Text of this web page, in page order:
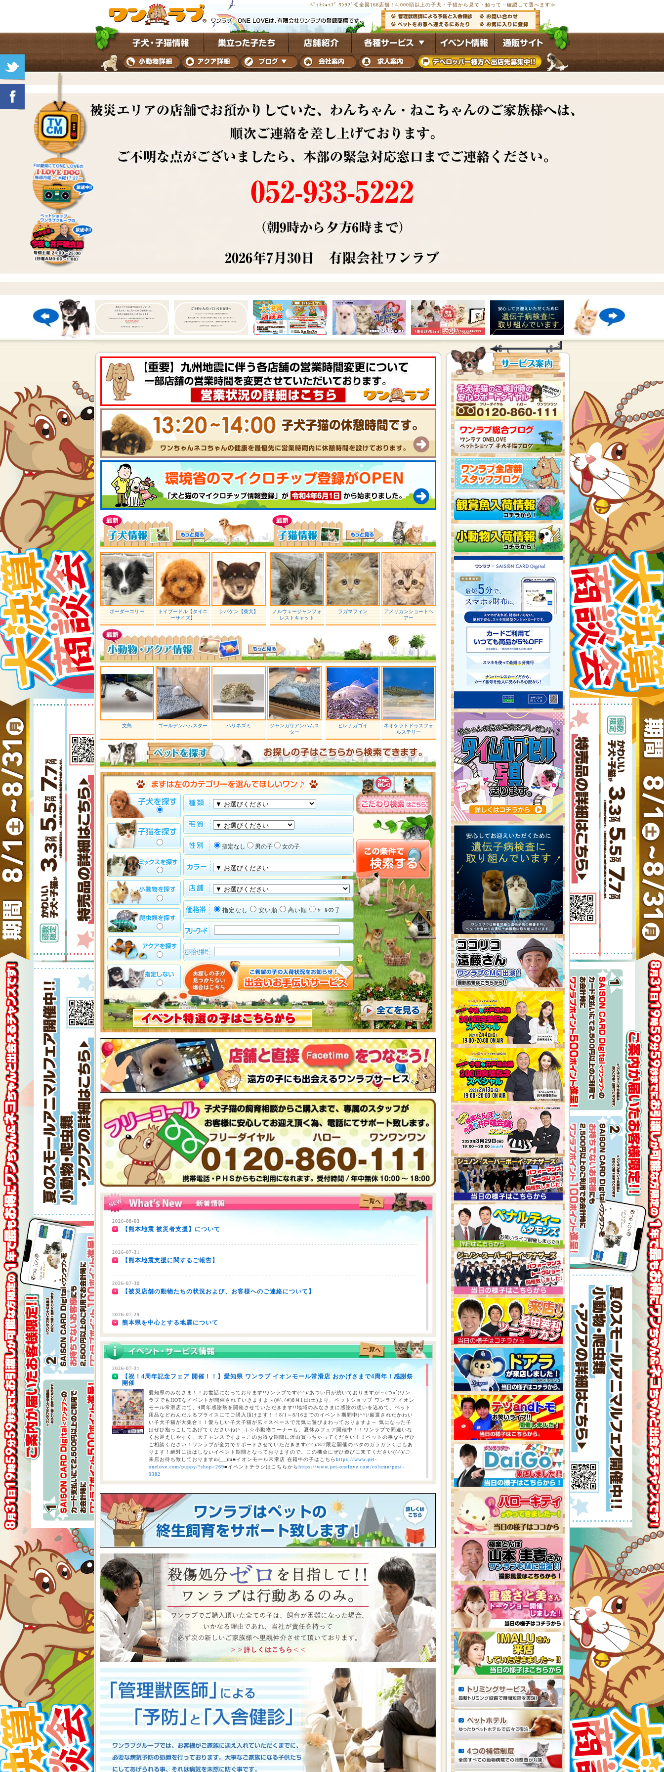
ﾍﾟｯﾄｼｮｯﾌﾟ ﾜﾝﾗﾌﾞ≪全国166店舗！4,000頭以上の子犬・子猫から見て・触って・確認して選べます≫
ボーダーコリー
トイプードル【タイニ
ーサイズ】
シバケン【柴犬】
ノルウェージャンフォ
レストキャット
ラガマフィン
アメリカンショートヘ
アー
文鳥 ゴールデンハムスター ハリネズミ
ジャンガリアンハムス
ター
ヒレナガゴイ
ネオケラトドゥスフォ
ルステリー
指定なし 男の子 女の子
指定なし 安い順 高い順 ｾｰﾙの子
2026-08-03
【熊本地震 被災者支援】について
2026-07-31
【熊本地震支援に関するご報告】
2026-07-30
【被災店舗の動物たちの状況および、お客様へのご連絡について】
2026-07-29
熊本県を中心とする地震について
2026-07-28
【重要】熊本地震に伴う臨時休業のお知らせ（合志店・光の森店・西熊本店・はません店・宇土店）
2026-07-24
【大決算2026開催！！】香川県 ワンラブ イオンタウン宇多津店＆ゆめタウン三豊店 一年で一番お得な
大決算フェア開催中！！7/25～8/9まで｜ワンラブグループ
2026-07-31
【祝！4周年記念フェア 開催！！】愛知県 ワンラブ イオンモール常滑店 おかげさまで4周年！感謝祭
開催
愛知県のみなさま！！お世話になっております!ワンラブです(^^)/あつい日が続いておりますが～(つд`)ワン
ラブでもHOTなイベントが開催されていきますよ～(#^.^#)8月1日(土)より、ペットショップ ワンラブ イオン
モール常滑店にて、4周年感謝祭を開催させていただきます!!地域のみなさまに感謝の想いを込めて、ペット
用品などわんだふるプライスにてご購入頂けます！！8/1～8/16までのイベント期間中(^^)/厳選されたかわい
い子犬子猫が大集合！！愛らしい子犬子猫が広々スペースで元気に遊びまわっておりますよ～ 気になった子
はぜひ抱っこしてあげてくださいね(^_-)-☆小動物コーナーも、夏休みフェア開催中！！ワンラブで間違いな
くお迎えしやすく、大チャンスですよ～このお得な期間に沢山買っちゃってください！！ペットの事ならぜひ
ご相談ください！ワンラブが全力でサポートさせていただきます(^^)/8/2限定開催のベタのガラガラくじもあ
ります！絶対に損はしないイベント期間となっておりますので、この機会にぜひ遊びに来てください(^^)/ご
来店お待ち致しておりますm(__)m■イオンモール常滑店 在籍中の子はこちらhttps://www.pet-
onelove.com/puppy/?shop=269■イベントチラシはこちらからhttps://www.pet-onelove.com/column/post-
9382
2026-07-31
【2026年 大決算商談会 第2弾開催！！】ワンラブ総決算 22周年祭｜大決算商談会開幕！！ 8/31お引渡
しまで
ペットショップ ワンラブ 本気の大決算商談会！！ ワンラブ看板店舗にて、ポイントプレゼントキャンペー
ンがスタート！！ 2026年8月1日にLINE配信されておりますクーポンを2,500円以上のお会計時にご利用頂
くと、ワンラブポイントをプレゼント！！まだ会員アプリをご利用中でない方は、店頭で会員アプリを取得頂
くとクーポンが配信されますので、最寄店舗にてぜひご確認ください！！※ワンラブ看板店舗が対象※ 小動
くださいね イベント内容はこちら
https://www.pet-onelove.com/column/post-9344/
2026-07-24
【大決算2026開催！！】香川県 ワンラブ イオンタウン宇多津店＆ゆめタウン三豊店 一年で一番お得な
大決算フェア開催中！！7/25～8/9まで｜ワンラブグループ
香川県のみなさま、お世話になっております！！7月25日(土)より、ペットショップ ワンラブ イオンタウン宇
多津店、ゆめタウン三豊店合同にて、大決算フェアを開催させていただきます！！7/25～8/9までのイベント
期間中(^^)/厳選されたかわいい子犬子猫が大集合！！今年もぜひ遊びに来てください(^^)/ペット用品も専門
店として、品揃え豊富に取り揃えで、わんだふるプライスとなっております♪愛らしい子犬子猫が広々スペー
スで元気に遊びまわっておりますよ～ 気になった子はぜひ抱っこしてあげてくださいね(^_-)-☆一年で一番！
お迎えのチャンスですよ～このお得な期間に沢山買っちゃってください！！ペットの事ならぜひご相談くださ
い！ワンラブが全力でサポートさせていただきます(^^)/改めまして、地域の皆様に愛されるペットショップ
としてスタッフ一同頑張ってまいりますm(__)m ■ゆめタウン三豊店 在籍中の子はこちら https://www.pet-
2026-07-17
【Meet Your New Family Fes 開催！！】長野県 ワンラブ アリオ上田店 動物大集合イベント開催！！
7/18～8/2まで｜ワンラブグループ
長野のみなさま！！お世話になっております!ワンラブです(^^)/暑い日も多くなってまいりましたね 熱中症に
は注意しましょう！！ワンラブでもHOTなイベントが開催されていきますよ～(#^.^#)7月18日(土)より、ペッ
トショップ ワンラブ アリオ上田店にて、ペットイベントを開催させていただきます！！地域のみなさまに感
謝の想いを込めて、ペット用品などわんだふるプライスにてご購入頂けます！！7/18～8/2までのイベント期
間中(^^)/厳選されたかわいい子犬子猫が大集合！！愛らしい子犬子猫が広々スペースで元気に遊びまわって
おりますよ～ 気になった子はぜひ抱っこしてあげてくださいね(^_-)-☆大決算商談会も開催されておりますの
で、ワンラブで間違いなくお迎えしやすく、大チャンスですよ～このお得な期間に沢山買っちゃってくださ